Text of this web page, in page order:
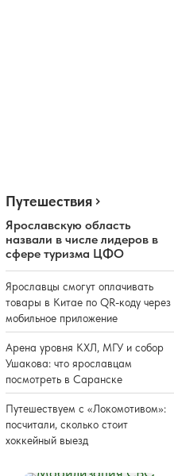
Путешествия
Ярославскую область
назвали в числе лидеров в
сфере туризма ЦФО
Ярославцы смогут оплачивать
товары в Китае по QR-коду через
мобильное приложение
Арена уровня КХЛ, МГУ и собор
Ушакова: что ярославцам
посмотреть в Саранске
Путешествуем с «Локомотивом»:
посчитали, сколько стоит
хоккейный выезд